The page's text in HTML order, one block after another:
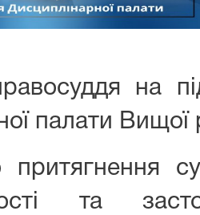
на
палати Вищої
та